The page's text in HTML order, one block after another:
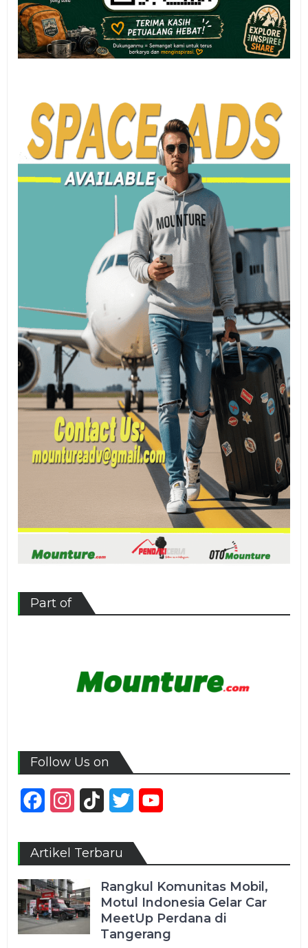
Part of
Follow Us on
FacebookInstagram
TikTok Twitter
Artikel Terbaru
Rangkul Komunitas Mobil,
Motul Indonesia Gelar Car
MeetUp Perdana di
Tangerang